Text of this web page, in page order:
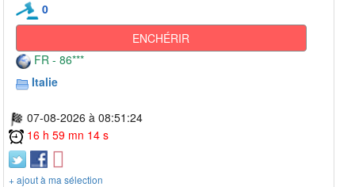
0
ENCHÉRIR
FR - 86***
Italie
07-08-2026 à 08:51:24
16 h 59 mn 14 s
+ ajout à ma sélection